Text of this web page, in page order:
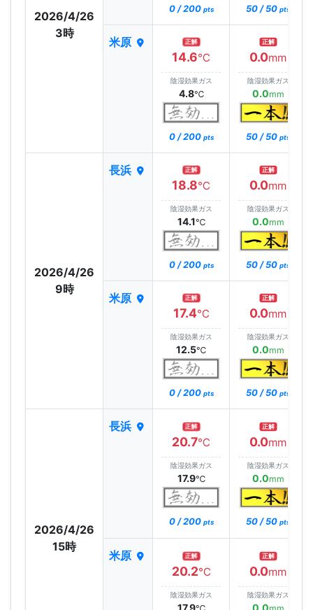
2026/4/26
3時
0 / 200 pts 50 / 50 pts
米原 正解
14.6℃
陰湿効果ガス
4.8℃
0 / 200 pts
正解
0.0mm
陰湿効果ガス
0.0mm
50 / 50 pts
2026/4/26
9時
長浜 正解
18.8℃
陰湿効果ガス
14.1℃
0 / 200 pts
正解
0.0mm
陰湿効果ガス
0.0mm
50 / 50 pts
米原 正解
17.4℃
陰湿効果ガス
12.5℃
0 / 200 pts
正解
0.0mm
陰湿効果ガス
0.0mm
50 / 50 pts
2026/4/26
15時
長浜 正解
20.7℃
陰湿効果ガス
17.9℃
0 / 200 pts
正解
0.0mm
陰湿効果ガス
0.0mm
50 / 50 pts
米原 正解
20.2℃
陰湿効果ガス
17.9
正解
0.0mm
陰湿効果ガス
0.0